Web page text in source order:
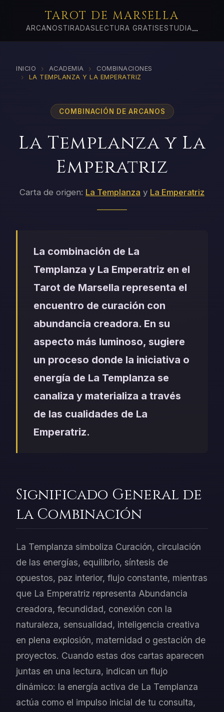
TAROT DE MARSELLA
ARCANOSTIRADAS LECTURA GRATIS ESTUDIA...
INICIO › ACADEMIA › COMBINACIONES
› LA TEMPLANZA Y LA EMPERATRIZ
COMBINACIÓN DE ARCANOS
La Templanza y La
Emperatriz
Carta de origen: La Templanza y La Emperatriz
La combinación de La
Templanza y La Emperatriz en el
Tarot de Marsella representa el
encuentro de curación con
abundancia creadora. En su
aspecto más luminoso, sugiere
un proceso donde la iniciativa o
energía de La Templanza se
canaliza y materializa a través
de las cualidades de La
Emperatriz.
Significado General de
la Combinación
La Templanza simboliza Curación, circulación
de las energías, equilibrio, síntesis de
opuestos, paz interior, flujo constante, mientras
que La Emperatriz representa Abundancia
creadora, fecundidad, conexión con la
naturaleza, sensualidad, inteligencia creativa
en plena explosión, maternidad o gestación de
proyectos. Cuando estas dos cartas aparecen
juntas en una lectura, indican un flujo
dinámico: la energía activa de La Templanza
actúa como el impulso inicial de tu consulta,